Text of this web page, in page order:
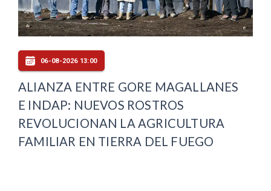
06-08-2026 13:00
ALIANZA ENTRE GORE MAGALLANES
E INDAP: NUEVOS ROSTROS
REVOLUCIONAN LA AGRICULTURA
FAMILIAR EN TIERRA DEL FUEGO